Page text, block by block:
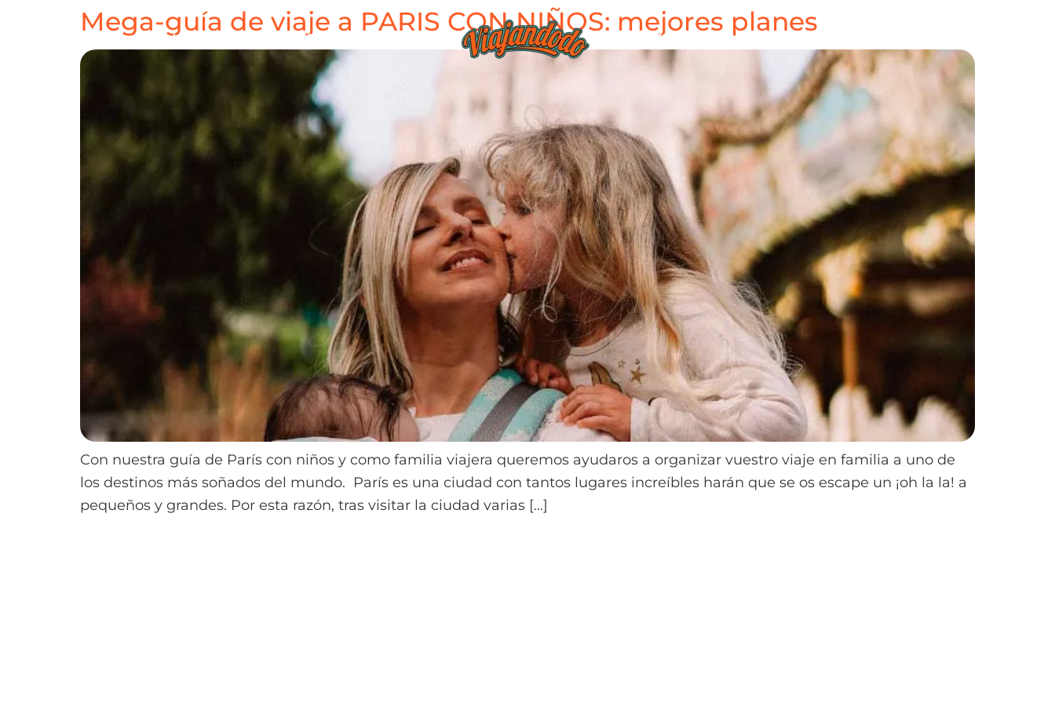
HOME DESTINOS TIENDA
Mega-guía de viaje a PARIS CON NIÑOS: mejores planes
Con nuestra guía de París con niños y como familia viajera queremos ayudaros a organizar vuestro viaje en familia a uno de
los destinos más soñados del mundo. París es una ciudad con tantos lugares increíbles harán que se os escape un ¡oh la la! a
pequeños y grandes. Por esta razón, tras visitar la ciudad varias […]